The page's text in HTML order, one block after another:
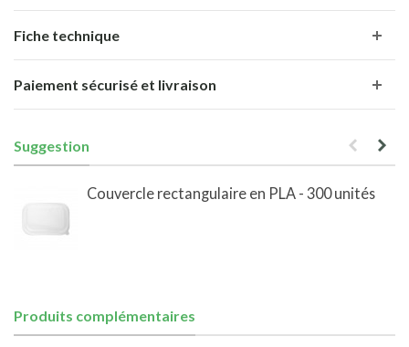
Fiche technique
Paiement sécurisé et livraison
Suggestion
Couvercle rectangulaire en PLA - 300 unités
Produits complémentaires